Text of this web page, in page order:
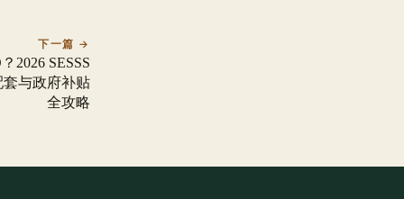
下一篇 →
2026 SESSS
与政府补贴
全攻略